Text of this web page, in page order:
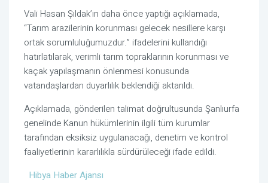
Vali Hasan Şıldak’ın daha önce yaptığı açıklamada,
“Tarım arazilerinin korunması gelecek nesillere karşı
ortak sorumluluğumuzdur.” ifadelerini kullandığı
hatırlatılarak, verimli tarım topraklarının korunması ve
kaçak yapılaşmanın önlenmesi konusunda
vatandaşlardan duyarlılık beklendiği aktarıldı.
Açıklamada, gönderilen talimat doğrultusunda Şanlıurfa
genelinde Kanun hükümlerinin ilgili tüm kurumlar
tarafından eksiksiz uygulanacağı, denetim ve kontrol
faaliyetlerinin kararlılıkla sürdürüleceği ifade edildi.
Hibya Haber Ajansı